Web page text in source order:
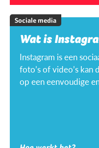
Sociale media
Wat is
Instagram is een
foto’s of video’s kan
op een eenvoudige